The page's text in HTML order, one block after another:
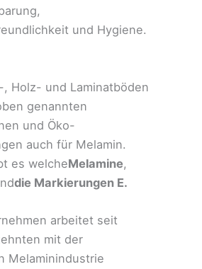
und Hygiene.
, Holz- und Laminatböden
genannten
und Öko-
auch für Melamin.
es welcheMelamine,
die Markierungen E.
arbeitet seit
mit der
Melaminindustrie